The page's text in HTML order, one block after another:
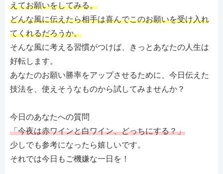
えてお願いをしてみる。
どんな風に伝えたら相手は喜んでこのお願いを受け入れ
てくれるだろうか。
そんな風に考える習慣がつけば、きっとあなたの人生は
好転します。
あなたのお願い勝率をアップさせるために、今日伝えた
技法を、使えそうなものから試してみませんか？
今日のあなたへの質問
「今夜は赤ワインと白ワイン、どっちにする？」
少しでも参考になったら嬉しいです。
それでは今日もご機嫌な一日を！